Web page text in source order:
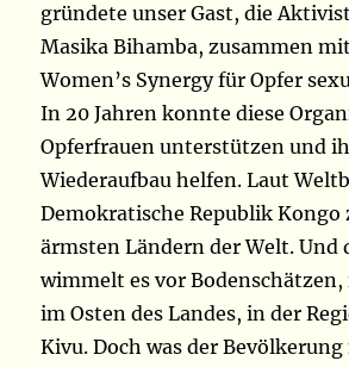
gründete unser Gast, die
Masika Bihamba, zusammen
Women’s Synergy für Opfer
In 20 Jahren konnte diese
Opferfrauen unterstützen und
Wiederaufbau helfen. Laut
Demokratische Republik Kongo
ärmsten Ländern der Welt. Und
wimmelt es vor Bodenschätzen,
im Osten des Landes, in der
Kivu. Doch was der